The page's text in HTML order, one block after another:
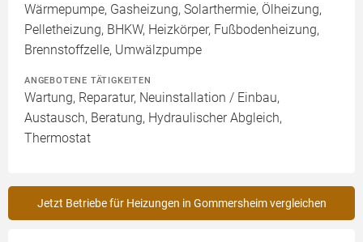
Wärmepumpe, Gasheizung, Solarthermie, Ölheizung,
Pelletheizung, BHKW, Heizkörper, Fußbodenheizung,
Brennstoffzelle, Umwälzpumpe
ANGEBOTENE TÄTIGKEITEN
Wartung, Reparatur, Neuinstallation / Einbau,
Austausch, Beratung, Hydraulischer Abgleich,
Thermostat
Jetzt Betriebe für Heizungen in Gommersheim vergleichen